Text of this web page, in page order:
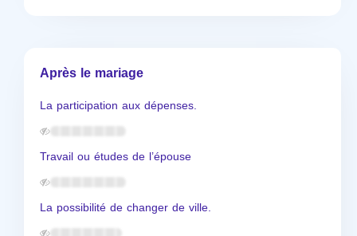
Après le mariage
La participation aux dépenses.
Travail ou études de l’épouse
La possibilité de changer de ville.